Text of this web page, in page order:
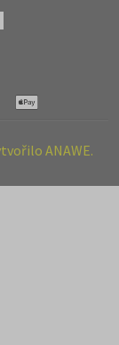
ANAWE.